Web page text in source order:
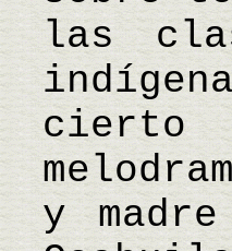
las
cierto
y